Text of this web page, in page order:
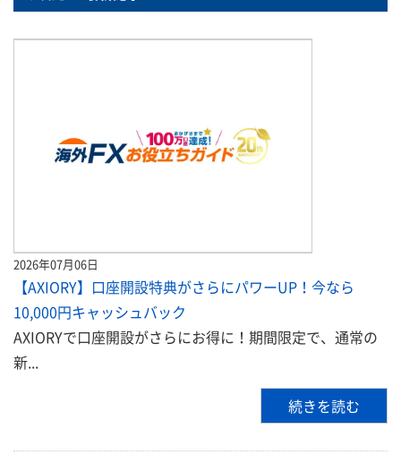
2026年07月06日
【AXIORY】口座開設特典がさらにパワーUP！今なら
10,000円キャッシュバック
AXIORYで口座開設がさらにお得に！期間限定で、通常の
新...
続きを読む